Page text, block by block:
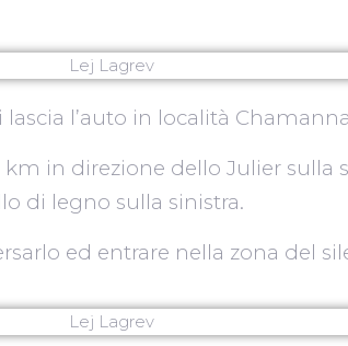
l’auto in località
in direzione dello Julier sulla
di legno sulla sinistra.
ed entrare nella zona del